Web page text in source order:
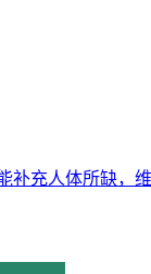
充人体所缺，